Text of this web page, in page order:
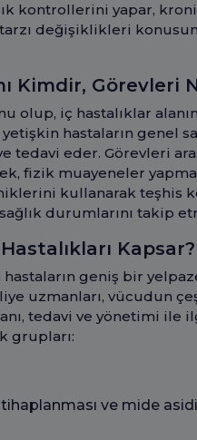
kontrollerini yapar,
tarzı değişiklikleri
Kimdir, Görevleri
olup, iç hastalıklar
hastaların genel
tedavi eder. Görevleri
fizik muayeneler
kullanarak teşhis
durumlarını takip
Kapsar?
geniş bir
uzmanları, vücudun
tedavi ve yönetimi ile
grupları:
ve mide